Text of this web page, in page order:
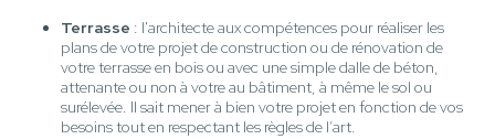
Terrasse : l'architecte aux compétences pour réaliser les
plans de votre projet de construction ou de rénovation de
votre terrasse en bois ou avec une simple dalle de béton,
attenante ou non à votre au bâtiment, à même le sol ou
surélevée. Il sait mener à bien votre projet en fonction de vos
besoins tout en respectant les règles de l’art.